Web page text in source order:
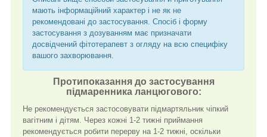
мають інформаційний характер і не як не
рекомендовані до застосування. Спосіб і форму
застосування з дозуванням має призначати
досвідчений фітотерапевт з огляду на всю специфіку
вашого захворювання.
Протипоказання до застосування
підмаренника ланцюгового:
Не рекомендується застосовувати підмартяльник чіпкий
вагітним і дітям. Через кожні 1-2 тижні приймання
рекомендується робити перерву на 1-2 тижні, оскільки